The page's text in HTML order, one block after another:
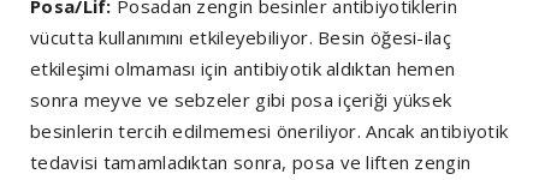
Posa/Lif: Posadan zengin besinler antibiyotiklerin
vücutta kullanımını etkileyebiliyor. Besin öğesi-ilaç
etkileşimi olmaması için antibiyotik aldıktan hemen
sonra meyve ve sebzeler gibi posa içeriği yüksek
besinlerin tercih edilmemesi öneriliyor. Ancak antibiyotik
tedavisi tamamladıktan sonra, posa ve liften zengin